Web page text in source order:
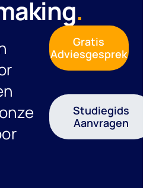
.
Gratis
Adviesgesprek
Studiegids
Aanvragen